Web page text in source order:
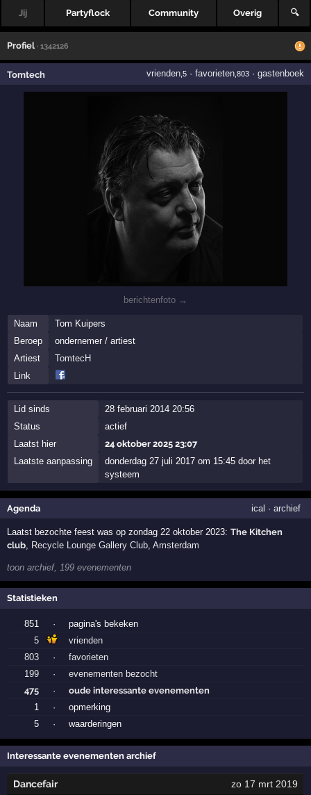
Jij Partyflock Community Overig 🔍
Profiel · 1342126
Tomtech vrienden,5· favorieten,803· gastenboek
berichtenfoto →
Naam
Tom Kuipers
Beroep
ondernemer / artiest
Artiest
TomtecH
Link
Lid sinds
28 februari 2014 20:56
Status
actief
Laatst hier
24 oktober 2025 23:07
Laatste aanpassing
donderdag 27 juli 2017 om 15:45 door het
systeem
Agenda ical · archief
Laatst bezochte feest was op zondag 22 oktober 2023:The Kitchen
club, Recycle Lounge Gallery Club,Amsterdam
toon archief, 199 evenementen
Statistieken
851 ·
pagina's bekeken
5
vrienden
803
·
favorieten
199
·
evenementen bezocht
475
·
oude interessante evenementen
1
·
opmerking
5
· waarderingen
Interessante evenementen archief
Dancefair zo 17 mrt 2019